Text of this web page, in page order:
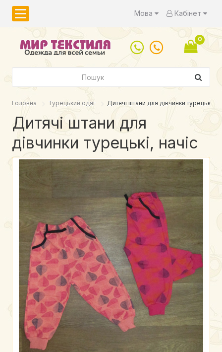
Мова Кабінет
0
Головна Турецький одяг Дитячі штани для дівчинки турецькі,
Дитячі штани для
дівчинки турецькі, начіс